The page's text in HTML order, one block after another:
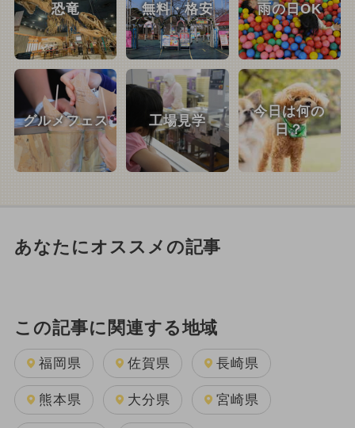
恐竜 無料・格安 雨の日OK
グルメフェス 工場見学
今日は何の
日？
あなたにオススメの記事
この記事に関連する地域
福岡県 佐賀県 長崎県
熊本県 大分県 宮崎県